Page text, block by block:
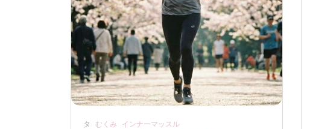
タ
むくみ
インナーマッスル